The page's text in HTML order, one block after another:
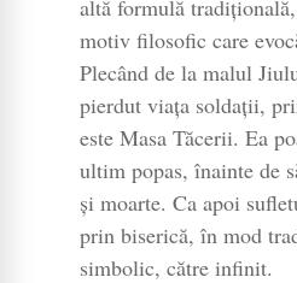
altă formulă
motiv filosofic care
Plecând de la malul
pierdut viața soldații,
este Masa Tăcerii. Ea
ultim popas, înainte de
și moarte. Ca apoi
prin biserică, în mod
simbolic, către infinit.